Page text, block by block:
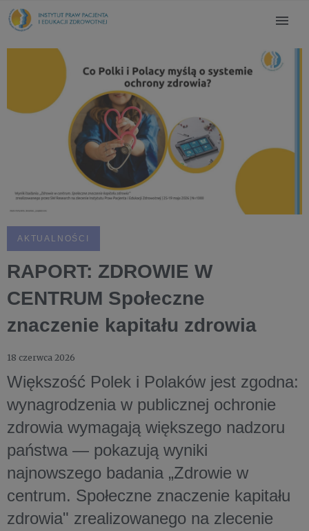
AKTUALNOŚCI
RAPORT: ZDROWIE W
CENTRUM Społeczne
znaczenie kapitału zdrowia
18 czerwca 2026
Większość Polek i Polaków jest zgodna:
wynagrodzenia w publicznej ochronie
zdrowia wymagają większego nadzoru
państwa — pokazują wyniki
najnowszego badania „Zdrowie w
centrum. Społeczne znaczenie kapitału
zdrowia" zrealizowanego na zlecenie